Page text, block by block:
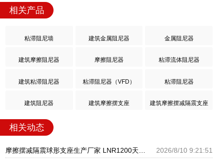
相关产品
粘滞阻尼墙 建筑金属阻尼器 金属阻尼器
建筑摩擦阻尼器 摩擦阻尼器 粘滞流体阻尼器
建筑粘滞阻尼器 粘滞阻尼器（VFD） 粘滞阻尼器
建筑阻尼器 建筑摩擦摆支座 建筑摩擦摆减隔震支座
相关动态
摩擦摆减隔震球形支座生产厂家 LNR1200天然橡胶支座厂家电话 隔震橡胶支座商家
2026/8/10 9:21:51